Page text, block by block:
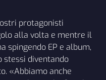
protagonisti
alla volta e mentre il
spingendo EP e album,
stessi diventando
«Abbiamo anche